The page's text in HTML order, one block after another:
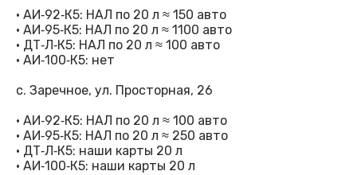
· АИ‑92‑К5: НАЛ по 20 л ≈ 150 авто
· АИ‑95‑К5: НАЛ по 20 л ≈ 1100 авто
· ДТ‑Л‑К5: НАЛ по 20 л ≈ 100 авто
· АИ‑100‑К5: нет
с. Заречное, ул. Просторная, 26
· АИ‑92‑К5: НАЛ по 20 л ≈ 100 авто
· АИ‑95‑К5: НАЛ по 20 л ≈ 250 авто
· ДТ‑Л‑К5: наши карты 20 л
· АИ‑100‑К5: наши карты 20 л